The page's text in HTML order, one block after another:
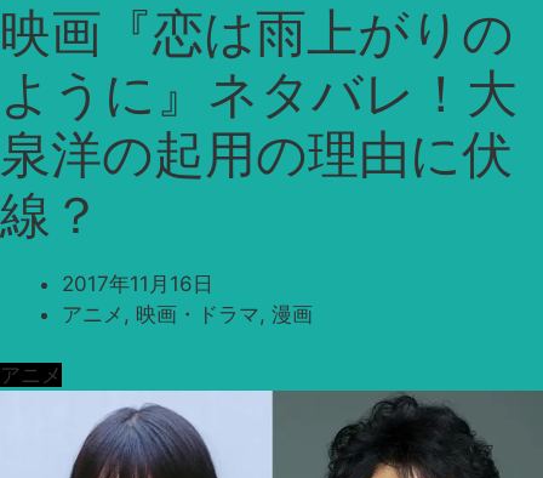
映画『恋は雨上がりの
ように』ネタバレ！大
泉洋の起用の理由に伏
線？
2017年11月16日
アニメ , 映画・ドラマ, 漫画
アニメ